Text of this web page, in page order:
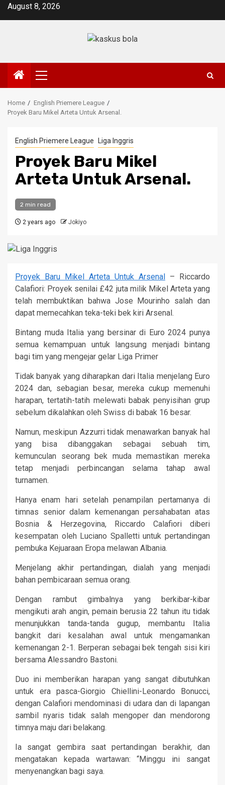
SkipAugust 8, 2026
Primary
Menu
Home
English Priemere League
Proyek Baru Mikel Arteta Untuk Arsenal.
English Priemere League Liga Inggris
Proyek Baru Mikel
Arteta Untuk Arsenal.
2 min read
2 years ago Jokiyo
Proyek Baru Mikel Arteta Untuk Arsenal – Riccardo
Calafiori: Proyek senilai £42 juta milik Mikel Arteta yang
telah membuktikan bahwa Jose Mourinho salah dan
dapat memecahkan teka-teki bek kiri Arsenal.
Bintang muda Italia yang bersinar di Euro 2024 punya
semua kemampuan untuk langsung menjadi bintang
bagi tim yang mengejar gelar Liga Primer
Tidak banyak yang diharapkan dari Italia menjelang Euro
2024 dan, sebagian besar, mereka cukup memenuhi
harapan, tertatih-tatih melewati babak penyisihan grup
sebelum dikalahkan oleh Swiss di babak 16 besar.
Namun, meskipun Azzurri tidak menawarkan banyak hal
yang bisa dibanggakan sebagai sebuah tim,
kemunculan seorang bek muda memastikan mereka
tetap menjadi perbincangan selama tahap awal
turnamen.
Hanya enam hari setelah penampilan pertamanya di
timnas senior dalam kemenangan persahabatan atas
Bosnia & Herzegovina, Riccardo Calafiori diberi
kesempatan oleh Luciano Spalletti untuk pertandingan
pembuka Kejuaraan Eropa melawan Albania.
Menjelang akhir pertandingan, dialah yang menjadi
bahan pembicaraan semua orang.
Dengan rambut gimbalnya yang berkibar-kibar
mengikuti arah angin, pemain berusia 22 tahun itu tidak
menunjukkan tanda-tanda gugup, membantu Italia
bangkit dari kesalahan awal untuk mengamankan
kemenangan 2-1. Berperan sebagai bek tengah sisi kiri
bersama Alessandro Bastoni.
Duo ini memberikan harapan yang sangat dibutuhkan
untuk era pasca-Giorgio Chiellini-Leonardo Bonucci,
dengan Calafiori mendominasi di udara dan di lapangan
sambil nyaris tidak salah mengoper dan mendorong
timnya maju dari belakang.
Ia sangat gembira saat pertandingan berakhir, dan
mengatakan kepada wartawan: “Minggu ini sangat
menyenangkan bagi saya.